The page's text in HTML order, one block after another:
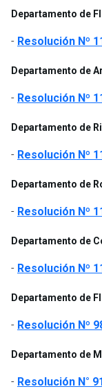
Departamento de
- Resolución Nº
Departamento de
- Resolución Nº
Departamento de
- Resolución Nº
Departamento de
- Resolución Nº
Departamento de
- Resolución Nº
Departamento de
- Resolución Nº
Departamento de
- Resolución N°